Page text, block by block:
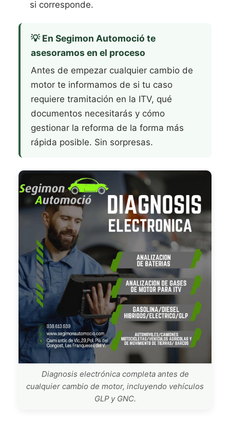
si corresponde.
💡 En Segimon Automoció te
asesoramos en el proceso
Antes de empezar cualquier cambio de
motor te informamos de si tu caso
requiere tramitación en la ITV, qué
documentos necesitarás y cómo
gestionar la reforma de la forma más
rápida posible. Sin sorpresas.
Diagnosis electrónica completa antes de
cualquier cambio de motor, incluyendo vehículos
GLP y GNC.